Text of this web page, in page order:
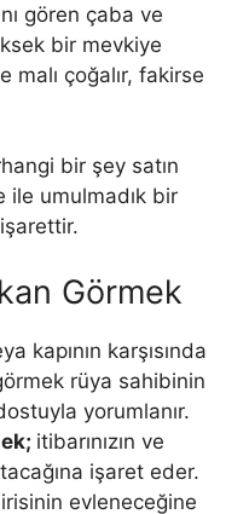
gören çaba ve
bir mevkiye
malı çoğalır, fakirse
bir şey satın
ile umulmadık bir
Görmek
kapının karşısında
rüya sahibinin
yorumlanır.
itibarınızın ve
işaret eder.
evle­neceğine